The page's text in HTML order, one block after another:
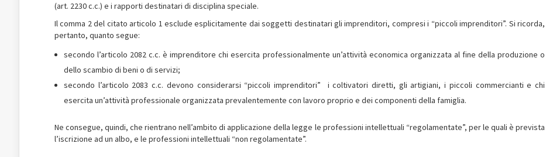
(art. 2230 c.c.) e i rapporti destinatari di disciplina speciale.
Il comma 2 del citato articolo 1 esclude esplicitamente dai soggetti destinatari gli imprenditori, compresi i “piccoli imprenditori”. Si ricorda,
pertanto, quanto segue:
secondo l’articolo 2082 c.c. è imprenditore chi esercita professionalmente un’attività economica organizzata al fine della produzione o
dello scambio di beni o di servizi;
secondo l’articolo 2083 c.c. devono considerarsi “piccoli imprenditori” i coltivatori diretti, gli artigiani, i piccoli commercianti e chi
esercita un’attività professionale organizzata prevalentemente con lavoro proprio e dei componenti della famiglia.
Ne consegue, quindi, che rientrano nell’ambito di applicazione della legge le professioni intellettuali “regolamentate”, per le quali è prevista
l’iscrizione ad un albo, e le professioni intellettuali “non regolamentate”.